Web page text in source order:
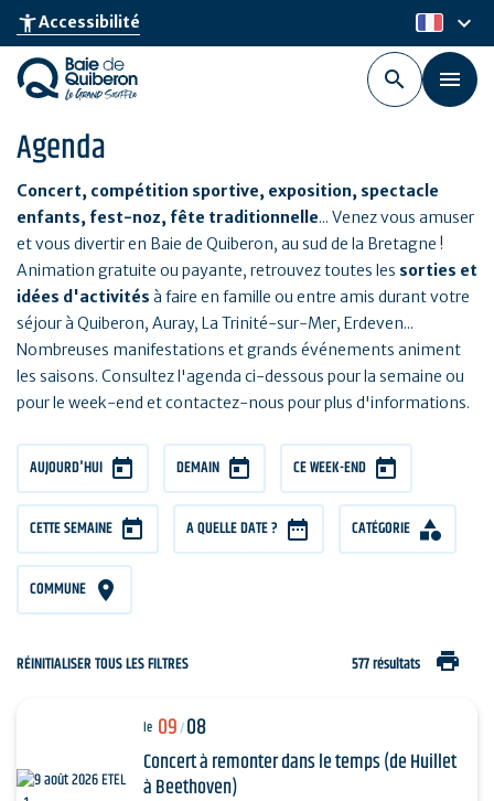
Aller
au
contenu
principal
accessibility_newAccessibilité fr
keyboard_arrow_down
Agenda
Concert, compétition sportive, exposition, spectacle
enfants, fest-noz, fête traditionnelle... Venez vous amuser
et vous divertir en Baie de Quiberon, au sud de la Bretagne !
Animation gratuite ou payante, retrouvez toutes les sorties et
idées d'activités à faire en famille ou entre amis durant votre
séjour à Quiberon, Auray, La Trinité-sur-Mer, Erdeven...
Nombreuses manifestations et grands événements animent
les saisons. Consultez l'agenda ci-dessous pour la semaine ou
pour le week-end et contactez-nous pour plus d'informations.
AUJOURD'HUI DEMAIN CE WEEK-END
CETTE SEMAINE A QUELLE DATE ? CATÉGORIE
COMMUNE
RÉINITIALISER TOUS LES FILTRES 577 résultats print
le 09/08
Concert à remonter dans le temps (de Huillet
à Beethoven)